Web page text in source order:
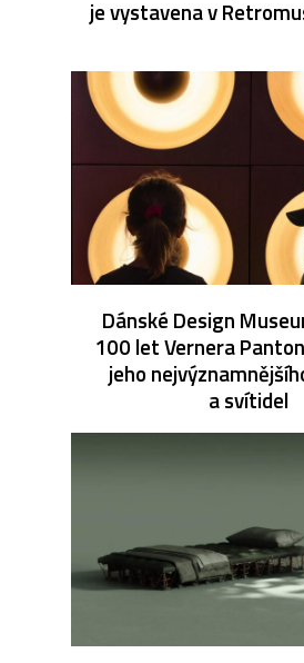
je vystavena v
Dánské Design
100 let Vernera
jeho
a svítidel